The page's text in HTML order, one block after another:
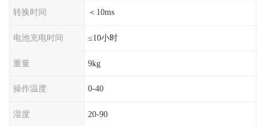
转换时间 ＜10ms
电池充电时间 ≤10小时
重量 9kg
操作温度 0-40
湿度 20-90